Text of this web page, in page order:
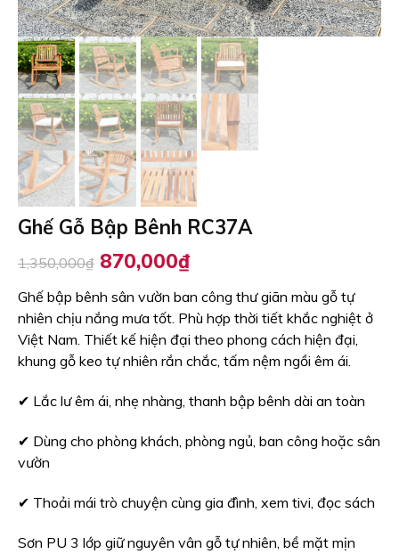
Ghế Gỗ Bập Bênh RC37A
1,350,000₫ Giá
là:
1,350,000₫.
870,000₫Giá
tại
là:
870,000₫.
Ghế bập bênh sân vườn ban công thư giãn màu gỗ tự
nhiên chịu nắng mưa tốt. Phù hợp thời tiết khắc nghiệt ở
Việt Nam. Thiết kế hiện đại theo phong cách hiện đại,
khung gỗ keo tự nhiên rắn chắc, tấm nệm ngồi êm ái.
✔ Lắc lư êm ái, nhẹ nhàng, thanh bập bênh dài an toàn
✔ Dùng cho phòng khách, phòng ngủ, ban công hoặc sân
vườn
✔ Thoải mái trò chuyện cùng gia đình, xem tivi, đọc sách
Sơn PU 3 lớp giữ nguyên vân gỗ tự nhiên, bề mặt mịn